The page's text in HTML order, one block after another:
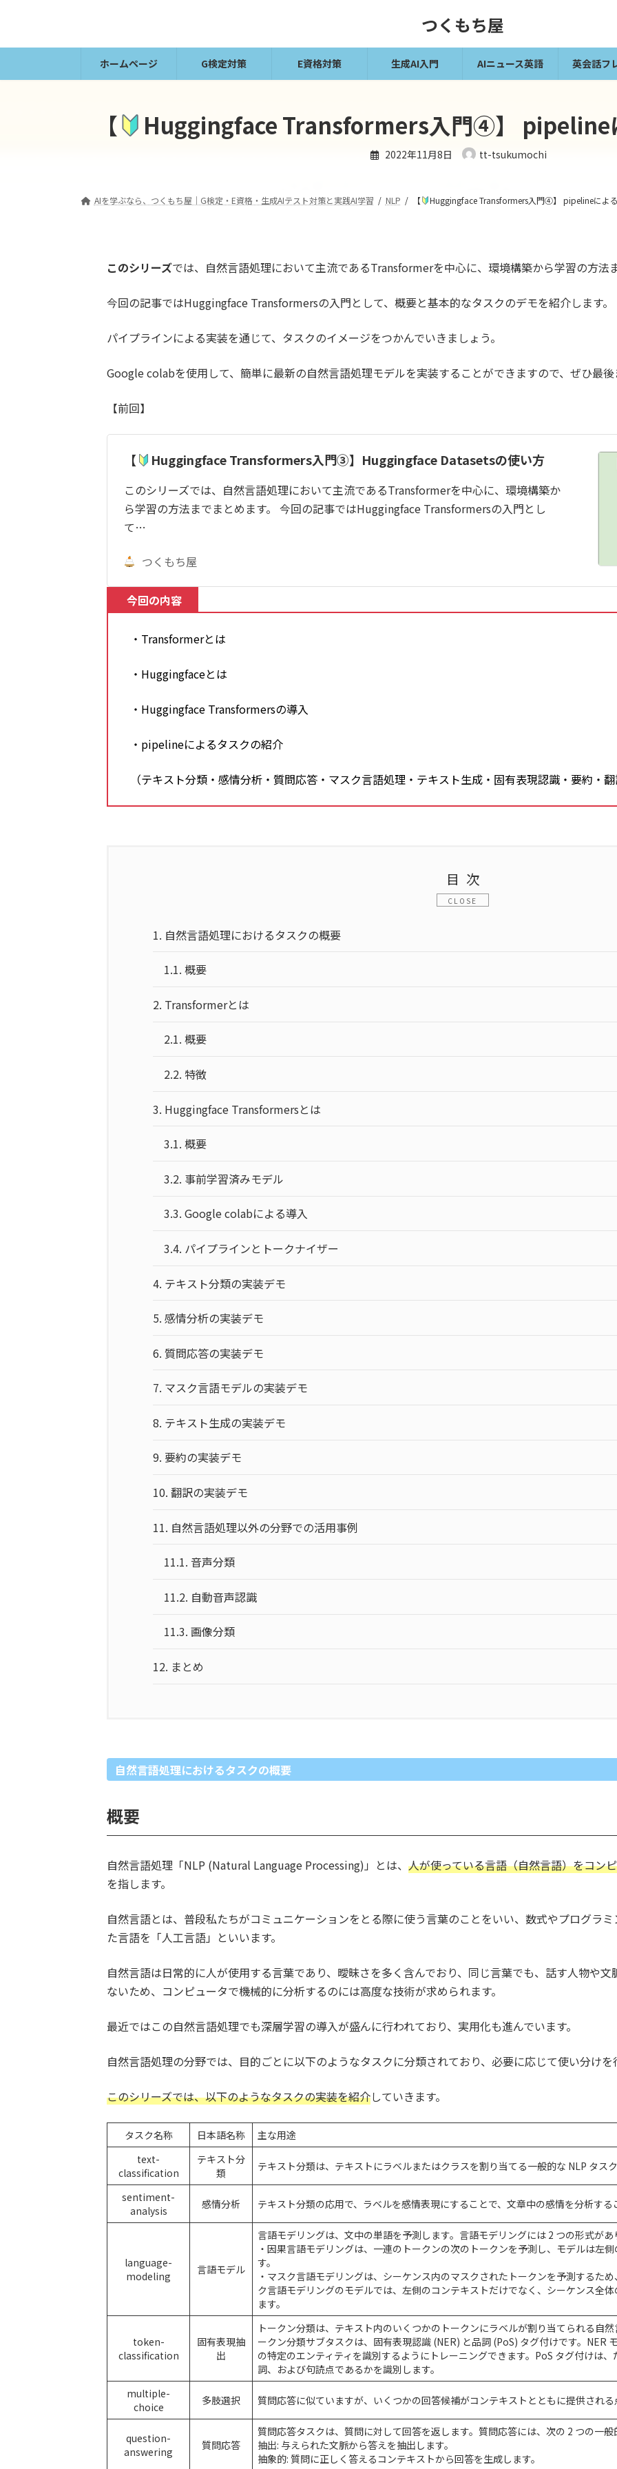
つくもち屋
ホームページ G検定対策 E資格対策 生成AI入門 AIニュース英語 英会話フ
【 Huggingface Transformers入門④】 pipeline
2022年11月8日 tt-tsukumochi
AIを学ぶなら、つくもち屋｜G検定・E資格・生成AIテスト対策と実践AI学習 NLP 【 Huggingface Transformers入門④】 pipelineによ
このシリーズでは、自然言語処理において主流であるTransformerを中心に、環境構築から学習の方法
今回の記事ではHuggingface Transformersの入門として、概要と基本的なタスクのデモを紹介します。
パイプラインによる実装を通じて、タスクのイメージをつかんでいきましょう。
Google colabを使用して、簡単に最新の自然言語処理モデルを実装することができますので、ぜひ最
【前回】
【 Huggingface Transformers入門③】Huggingface Datasetsの使い方
このシリーズでは、自然言語処理において主流であるTransformerを中心に、環境構築か
ら学習の方法までまとめます。 今回の記事ではHuggingface Transformersの入門とし
て…
つくもち屋
今回の内容
・Transformerとは
・Huggingfaceとは
・Huggingface Transformersの導入
・pipelineによるタスクの紹介
（テキスト分類・感情分析・質問応答・マスク言語処理・テキスト生成・固有表現認識・要約・
目次
1. 自然言語処理におけるタスクの概要
1.1.概要
2. Transformerとは
2.1.概要
2.2. 特徴
3. Huggingface Transformersとは
3.1.概要
3.2. 事前学習済みモデル
3.3.Google colabによる導入
3.4. パイプラインとトークナイザー
4. テキスト分類の実装デモ
5.感情分析の実装デモ
6.質問応答の実装デモ
7. マスク言語モデルの実装デモ
8. テキスト生成の実装デモ
9. 要約の実装デモ
10.翻訳の実装デモ
11. 自然言語処理以外の分野での活用事例
11.1.音声分類
11.2. 自動音声認識
11.3.画像分類
12. まとめ
自然言語処理におけるタスクの概要
概要
自然言語処理「NLP (Natural Language Processing)」とは、人が使っている言語（自然言語）をコン
を指します。
自然言語とは、普段私たちがコミュニケーションをとる際に使う言葉のことをいい、数式やプログラ
た言語を「人工言語」といいます。
自然言語は日常的に人が使用する言葉であり、曖昧さを多く含んでおり、同じ言葉でも、話す人物や
ないため、コンピュータで機械的に分析するのには高度な技術が求められます。
最近ではこの自然言語処理でも深層学習の導入が盛んに行われており、実用化も進んでいます。
自然言語処理の分野では、目的ごとに以下のようなタスクに分類されており、必要に応じて使い分けを
このシリーズでは、以下のようなタスクの実装を紹介していきます。
タスク名称 日本語名称
主な用途
text-
classification
テキスト分
類
テキスト分類は、テキストにラベルまたはクラスを割り当てる一般的な NLP タス
sentiment-
analysis
感情分析 テキスト分類の応用で、ラベルを感情表現にすることで、文章中の感情を分析する
language-
modeling
言語モデル
言語モデリングは、文中の単語を予測します。言語モデリングには 2 つの形式があ
・因果言語モデリングは、一連のトークンの次のトークンを予測し、モデルは左
す。
・マスク言語モデリングは、シーケンス内のマスクされたトークンを予測するた
ク言語モデリングのモデルでは、左側のコンテキストだけでなく、シーケンス全
ます。
token-
classification
固有表現抽
出
トークン分類は、テキスト内のいくつかのトークンにラベルが割り当てられる自
ークン分類サブタスクは、固有表現認識 (NER) と品詞 (PoS) タグ付けです。NER
の特定のエンティティを識別するようにトレーニングできます。PoS タグ付けは
詞、および句読点であるかを識別します。
multiple-
choice
多肢選択 質問応答に似ていますが、いくつかの回答候補がコンテキストとともに提供され
question-
answering
質問応答
質問応答タスクは、質問に対して回答を返します。質問応答には、次の 2 つの一
抽出: 与えられた文脈から答えを抽出します。
抽象的: 質問に正しく答えるコンテキストから回答を生成します。